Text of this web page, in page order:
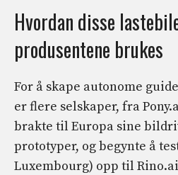
Hvordan disse
produsentene brukes
For å skape autonome
er flere selskaper, fra
brakte til Europa sine
prototyper, og begynte å
Luxembourg) opp til